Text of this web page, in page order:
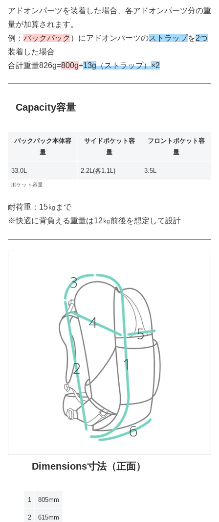
アドオンパーツを装着した場合、各アドオンパーツ分の重
量が加算されます。
例： バックパック ）にアドオンパーツのストラップを2つ
装着した場合
合計重量826g=800g+13g（ストラップ）×2
Capacity容量
バックパック本体容
量
サイドポケット容
量
フロントポケット容
量
33.0L 2.2L(各1.1L) 3.5L
ポケット容量
耐荷重：15㎏まで
※快適に背負える重量は12㎏前後を想定して設計
Dimensions寸法（正面）
1 805mm
2 615mm